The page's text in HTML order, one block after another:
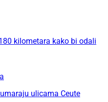
kilometara kako bi odali
ulicama Ceute